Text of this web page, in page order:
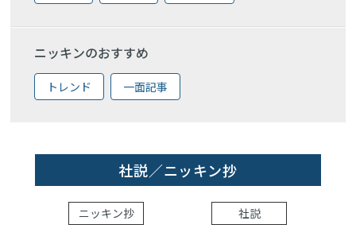
ニッキンのおすすめ
トレンド 一面記事
社説／ニッキン抄
ニッキン抄 社説